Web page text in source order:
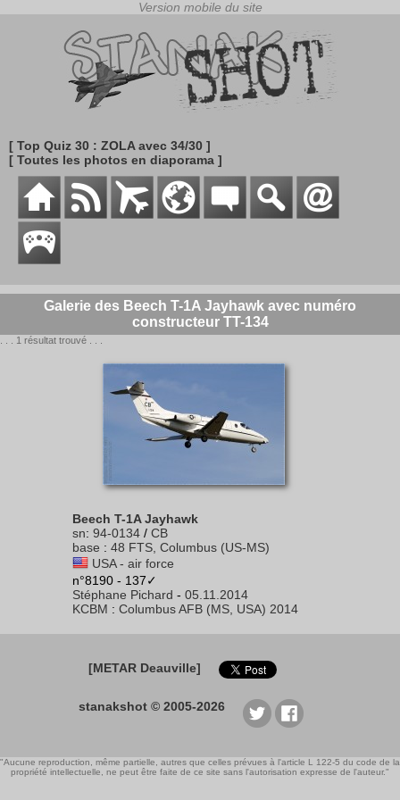
[ Top Quiz 30 : ZOLA avec 34/30 ]
[ Toutes les photos en diaporama ]
Galerie des Beech T-1A Jayhawk avec numéro
constructeur TT-134
. . . 1 résultat trouvé . . .
Beech T-1A Jayhawk
sn: 94-0134 / CB
base : 48 FTS, Columbus (US-MS)
USA - air force
n°8190 - 137✓
Stéphane Pichard - 05.11.2014
KCBM : Columbus AFB (MS, USA) 2014
[METAR Deauville]
stanakshot © 2005-2026
"Aucune reproduction, même partielle, autres que celles prévues à l'article L 122-5 du code de la
propriété intellectuelle, ne peut être faite de ce site sans l'autorisation expresse de l'auteur."